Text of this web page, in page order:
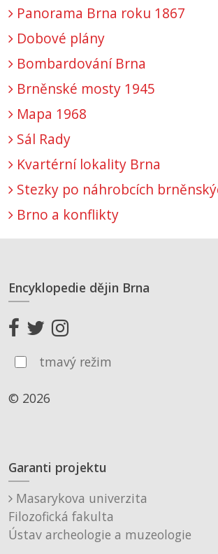
Panorama Brna roku 1867
Dobové plány
Bombardování Brna
Brněnské mosty 1945
Mapa 1968
Sál Rady
Kvartérní lokality Brna
Stezky po náhrobcích
Brno a konflikty
Encyklopedie dějin Brna
tmavý režim
© 2026
Garanti projektu
Masarykova univerzita
Filozofická fakulta
Ústav archeologie a muzeologie